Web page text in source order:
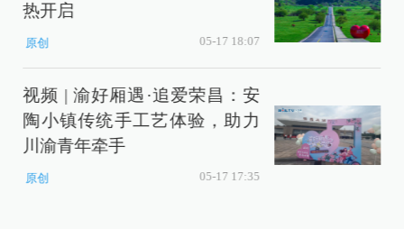
热开启
原创 05-17 18:07
视频 | 渝好厢遇·追爱荣昌：安
陶小镇传统手工艺体验，助力
川渝青年牵手
原创 05-17 17:35